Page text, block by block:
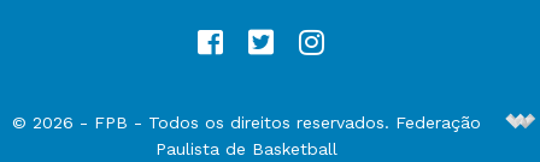
© 2026 - FPB - Todos os direitos reservados. Federação
Paulista de Basketball